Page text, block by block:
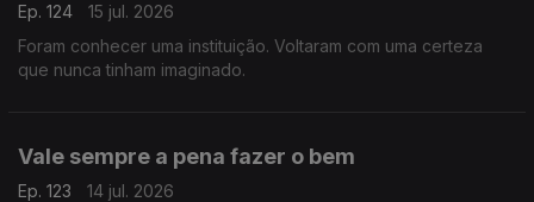
Ep. 124
15 jul. 2026
Foram conhecer uma instituição. Voltaram com uma certeza
que nunca tinham imaginado.
Vale sempre a pena fazer o bem
Ep. 123
14 jul. 2026